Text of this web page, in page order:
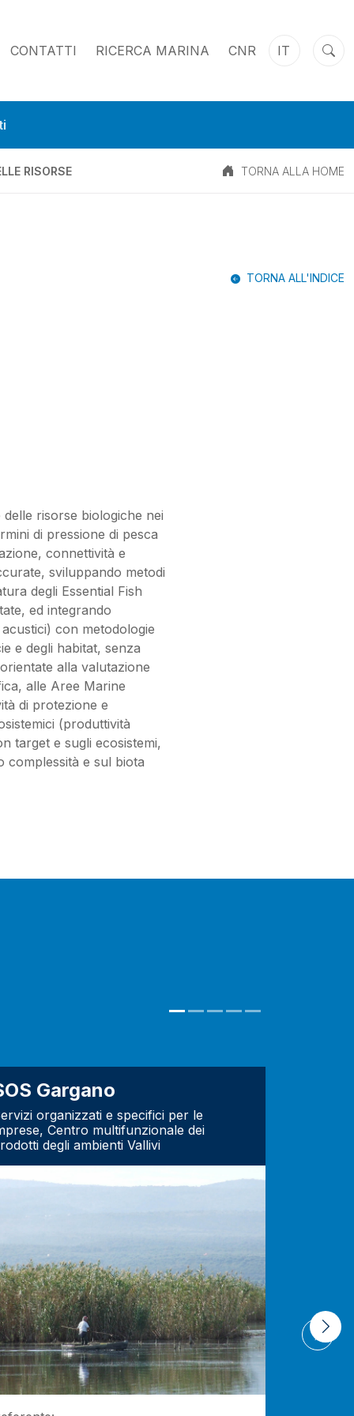
CONTATTI RICERCA MARINA CNR IT
RISORSE TORNA ALLA HOME
Next
TORNA ALL'INDICE
risorse biologiche nei
di pressione di pesca
connettività e
sviluppando metodi
degli Essential Fish
ed integrando
con metodologie
e degli habitat, senza
alla valutazione
alle Aree Marine
di protezione e
(produttività
target e sugli ecosistemi,
complessità e sul biota
Gargano
organizzati e specifici per le
Centro multifunzionale dei
degli ambienti Vallivi